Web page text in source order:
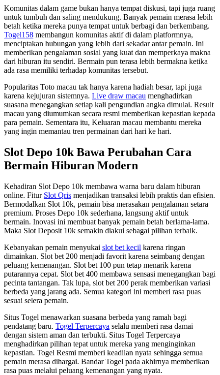
Komunitas dalam game bukan hanya tempat diskusi, tapi juga ruang
untuk tumbuh dan saling mendukung. Banyak pemain merasa lebih
betah ketika mereka punya tempat untuk berbagi dan berkembang.
Togel158 membangun komunitas aktif di dalam platformnya,
menciptakan hubungan yang lebih dari sekadar antar pemain. Ini
memberikan pengalaman sosial yang kuat dan memperkaya makna
dari hiburan itu sendiri. Bermain pun terasa lebih bermakna ketika
ada rasa memiliki terhadap komunitas tersebut.
Popularitas Toto macau tak hanya karena hadiah besar, tapi juga
karena kejujuran sistemnya. Live draw macau menghadirkan
suasana menegangkan setiap kali pengundian angka dimulai. Result
macau yang diumumkan secara resmi memberikan kepastian kepada
para pemain. Sementara itu, Keluaran macau membantu mereka
yang ingin memantau tren permainan dari hari ke hari.
Slot Depo 10k Bawa Perubahan Cara
Bermain Hiburan Modern
Kehadiran Slot Depo 10k membawa warna baru dalam hiburan
online. Fitur Slot Qris menjadikan transaksi lebih praktis dan efisien.
Bermodalkan Slot 10k, pemain bisa merasakan pengalaman setara
premium. Proses Depo 10k sederhana, langsung aktif untuk
bermain. Inovasi ini membuat banyak pemain betah berlama-lama.
Maka Slot Deposit 10k semakin diakui sebagai pilihan terbaik.
Kebanyakan pemain menyukai slot bet kecil karena ringan
dimainkan. Slot bet 200 menjadi favorit karena seimbang dengan
peluang kemenangan. Slot bet 100 pun tetap menarik karena
putarannya cepat. Slot bet 400 membawa sensasi menegangkan bagi
pecinta tantangan. Tak lupa, slot bet 200 perak memberikan variasi
berbeda yang jarang ada. Semua kategori ini memberi rasa puas
sesuai selera pemain.
Situs Togel menawarkan suasana berbeda yang ramah bagi
pendatang baru. Togel Terpercaya selalu memberi rasa damai
dengan sistem aman dan terbukti. Situs Togel Terpercaya
menghadirkan pilihan tepat untuk mereka yang menginginkan
kepastian. Togel Resmi memberi keadilan nyata sehingga semua
pemain merasa dihargai. Bandar Togel pada akhirnya memberikan
rasa puas melalui peluang kemenangan yang nyata.